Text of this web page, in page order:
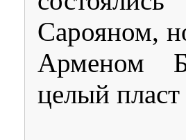
Сарояном,
Арменом
целый